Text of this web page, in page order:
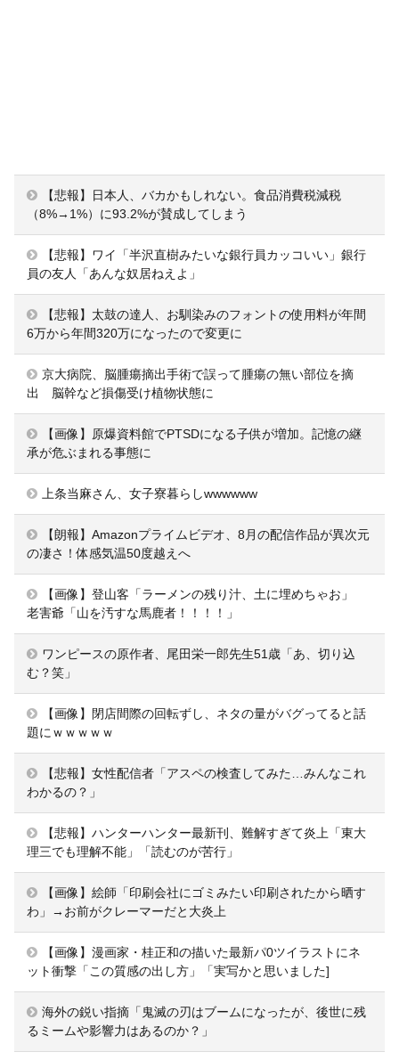
【悲報】日本人、バカかもしれない。食品消費税減税
（8%→1%）に93.2%が賛成してしまう
【悲報】ワイ「半沢直樹みたいな銀行員カッコいい」銀行
員の友人「あんな奴居ねえよ」
【悲報】太鼓の達人、お馴染みのフォントの使用料が年間
6万から年間320万になったので変更に
京大病院、脳腫瘍摘出手術で誤って腫瘍の無い部位を摘
出 脳幹など損傷受け植物状態に
【画像】原爆資料館でPTSDになる子供が増加。記憶の継
承が危ぶまれる事態に
上条当麻さん、女子寮暮らしwwwwww
【朗報】Amazonプライムビデオ、8月の配信作品が異次元
の凄さ！体感気温50度越えへ
【画像】登山客「ラーメンの残り汁、土に埋めちゃお」
老害爺「山を汚すな馬鹿者！！！！」
ワンピースの原作者、尾田栄一郎先生51歳「あ、切り込
む？笑」
【画像】閉店間際の回転ずし、ネタの量がバグってると話
題にｗｗｗｗｗ
【悲報】女性配信者「アスペの検査してみた…みんなこれ
わかるの？」
【悲報】ハンターハンター最新刊、難解すぎて炎上「東大
理三でも理解不能」「読むのが苦行」
【画像】絵師「印刷会社にゴミみたい印刷されたから晒す
わ」→お前がクレーマーだと大炎上
【画像】漫画家・桂正和の描いた最新パ0ツイラストにネ
ット衝撃「この質感の出し方」「実写かと思いました]
海外の鋭い指摘「鬼滅の刃はブームになったが、後世に残
るミームや影響力はあるのか？」